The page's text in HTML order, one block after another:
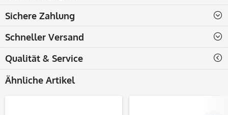
Sichere Zahlung
Schneller Versand
Qualität & Service
Ähnliche Artikel